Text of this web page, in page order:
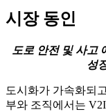
시장 동인
도로 안전 및 사고
성
도시화가 가속화되
부와 조직에서는